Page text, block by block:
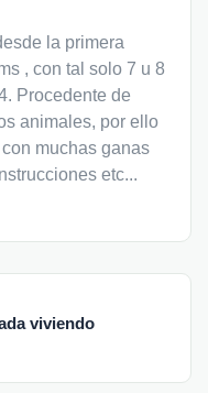
la primera
, con tal solo 7 u 8
Procedente de
animales, por ello
muchas ganas
etc...
viviendo